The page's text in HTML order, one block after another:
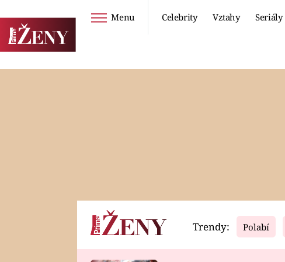
Menu Celebrity Vztahy Seriály
Horoskopy Video
Trendy: Polabí